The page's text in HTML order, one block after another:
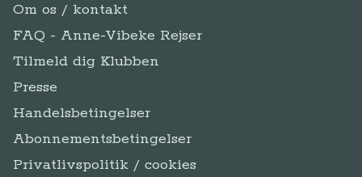
Om os / kontakt
FAQ - Anne-Vibeke Rejser
Tilmeld dig Klubben
Presse
Handelsbetingelser
Abonnementsbetingelser
Privatlivspolitik / cookies